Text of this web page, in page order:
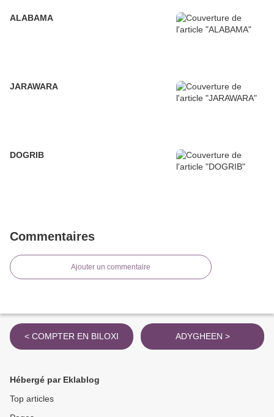
ALABAMA
JARAWARA
DOGRIB
Commentaires
Ajouter un commentaire
< COMPTER EN BILOXI ADYGHEEN >
Hébergé par Eklablog
Top articles